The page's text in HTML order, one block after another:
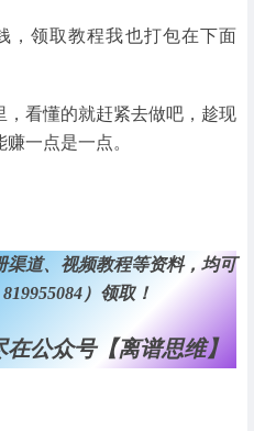
，领取教程我也打包在下面
，看懂的就赶紧去做吧，趁现
一点是一点。
渠道、视频教程等资料，均可
）领取！
公众号【离谱思维】